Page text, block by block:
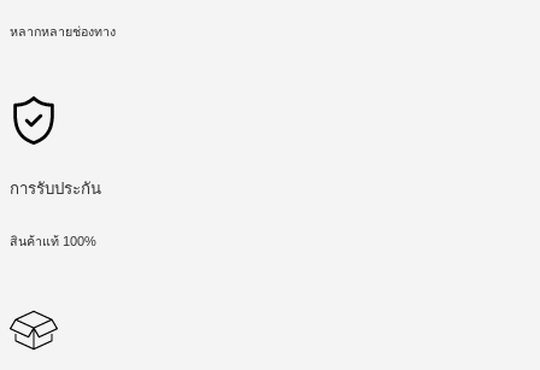
หลากหลายช่องทาง
การรับประกัน
สินค้าแท้ 100%